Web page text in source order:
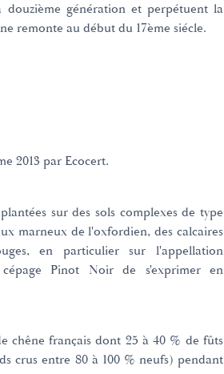
douzième génération et perpétuent la
remonte au début du 17ème siécle.
2013 par Ecocert.
sur des sols complexes de type
marneux de l'oxfordien, des calcaires
en particulier sur l'appellation
Pinot Noir de s'exprimer en
chêne français dont 25 à 40 % de fûts
crus entre 80 à 100 % neufs) pendant